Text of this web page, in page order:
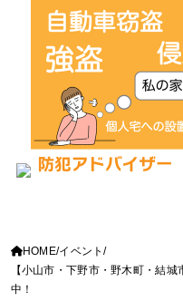
HOME イベント
【小山市・下野市・野木町・結
中！